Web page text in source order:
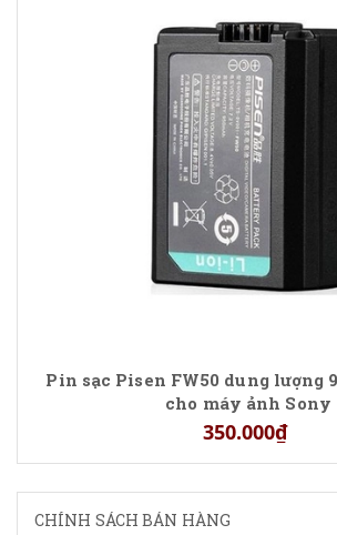
Pin sạc Pisen FW50 dung lượng
cho máy ảnh Sony
350.000₫
CHÍNH SÁCH BÁN HÀNG